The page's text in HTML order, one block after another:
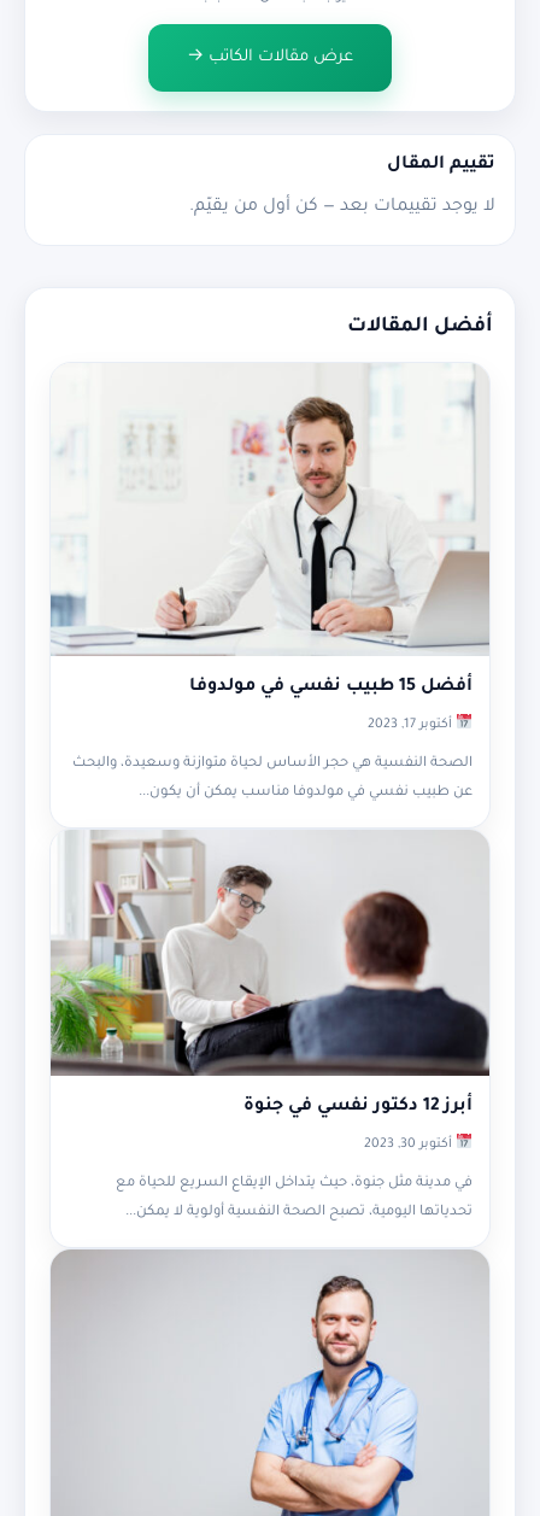
عرض مقالات الكاتب →
تقييم المقال
لا يوجد تقييمات بعد — كن أول من يقيّم.
أفضل المقالات
أفضل 15 طبيب نفسي في مولدوفا
أكتوبر 17, 2023
الصحة النفسية هي حجر الأساس لحياة متوازنة وسعيدة، والبحث
عن طبيب نفسي في مولدوفا مناسب يمكن أن يكون...
أبرز 12 دكتور نفسي في جنوة
أكتوبر 30, 2023
في مدينة مثل جنوة، حيث يتداخل الإيقاع السريع للحياة مع
تحدياتها اليومية، تصبح الصحة النفسية أولوية لا يمكن...